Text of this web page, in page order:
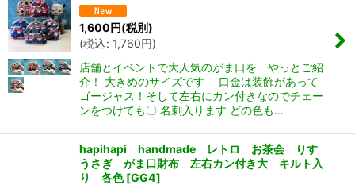
1,600円(税別)
(税込: 1,760円)
店舗とイベントで大人気のがま口を やっとご紹
介！ 大きめのサイズです 口金は装飾があって
ゴージャス！そして左右にカン付きなのでチェー
ンをつけても〇 名刺入ります どの色も…
hapihapi handmade レトロ お茶会 りす
うさぎ がま口財布 左右カン付き大 キルト入
り 各色 [GG4]